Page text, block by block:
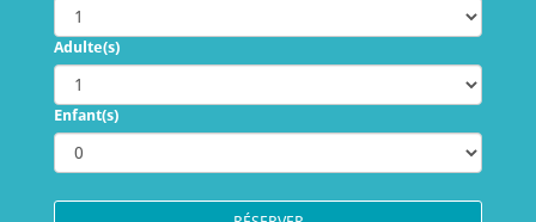
Adulte(s)
Enfant(s)